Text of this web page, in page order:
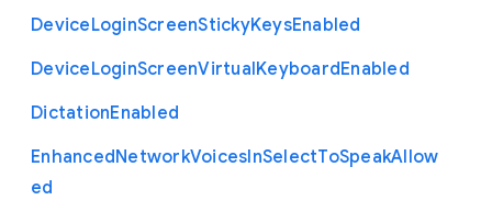
DeviceLoginScreenStickyKeysEnabled
DeviceLoginScreenVirtualKeyboardEnabled
DictationEnabled
EnhancedNetworkVoicesInSelectToSpeakAllow
ed